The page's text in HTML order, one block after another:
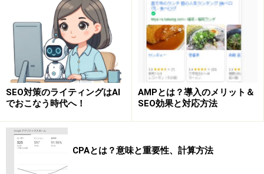
今回は、その為に必要な、サイト内の制御方法について
解説していきます。
SEO対策のライティングはAI
でおこなう時代へ！
AMPとは？導入のメリット＆
SEO効果と対応方法
CPAとは？意味と重要性、計算方法